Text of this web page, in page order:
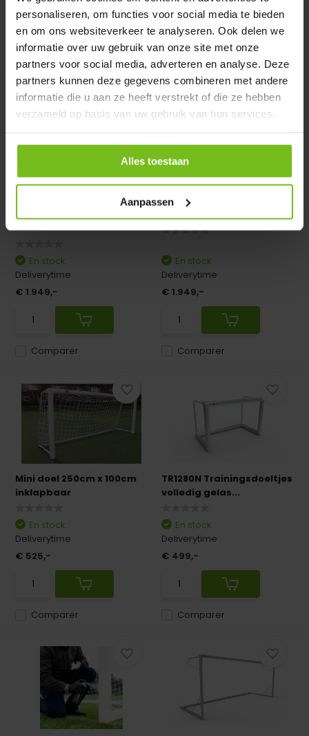
personaliseren, om functies voor social media te bieden
en om ons websiteverkeer te analyseren. Ook delen we
informatie over uw gebruik van onze site met onze
partners voor social media, adverteren en analyse. Deze
partners kunnen deze gegevens combineren met andere
informatie die u aan ze heeft verstrekt of die ze hebben
verzameld op basis van uw gebruik van hun services.
Alles toestaan
Aanpassen
Cible mobile Entièrement
soudé 732x244x80x200 ...
Comparer
En stock
Deliverytime
€ 1.949,-
Escamotable objectif
gazon
Comparer
En stock
Deliverytime
€ 1.949,-
Mini doel 250cm x 100cm
inklapbaar
Comparer
En stock
Deliverytime
€ 525,-
TR1280N Trainingsdoeltjes
volledig gelas...
Comparer
En stock
Deliverytime
€ 499,-